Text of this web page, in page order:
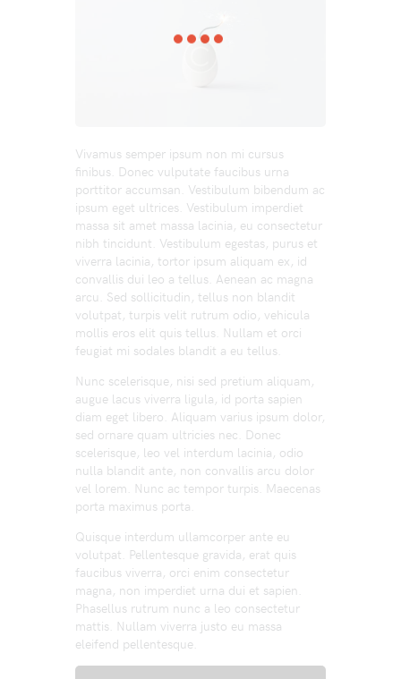
Vivamus semper ipsum non mi cursus
finibus. Donec vulputate faucibus urna
porttitor accumsan. Vestibulum bibendum ac
ipsum eget ultrices. Vestibulum imperdiet
massa sit amet massa lacinia, eu consectetur
nibh tincidunt. Vestibulum egestas, purus et
viverra lacinia, tortor ipsum aliquam ex, id
convallis dui leo a tellus. Aenean ac magna
arcu. Sed sollicitudin, tellus non blandit
volutpat, turpis velit rutrum odio, vehicula
mollis eros elit quis tellus. Nullam et orci
feugiat mi sodales blandit a eu tellus.
Nunc scelerisque, nisi sed pretium aliquam,
augue lacus viverra ligula, id porta sapien
diam eget libero. Aliquam varius ipsum dolor,
sed ornare quam ultricies nec. Donec
scelerisque, leo vel interdum lacinia, odio
nulla blandit ante, non convallis arcu dolor
vel lorem. Nunc ac tempor turpis. Maecenas
porta maximus porta.
Quisque interdum ullamcorper ante eu
volutpat. Pellentesque gravida, erat quis
faucibus viverra, orci enim consectetur
magna, non imperdiet urna dui et sapien.
Phasellus rutrum nunc a leo consectetur
mattis. Nullam viverra justo eu massa
eleifend pellentesque.